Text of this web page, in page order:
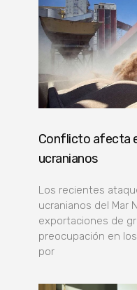
Conflicto afecta
ucranianos
Los recientes
ucranianos del Mar
exportaciones de
preocupación en
por